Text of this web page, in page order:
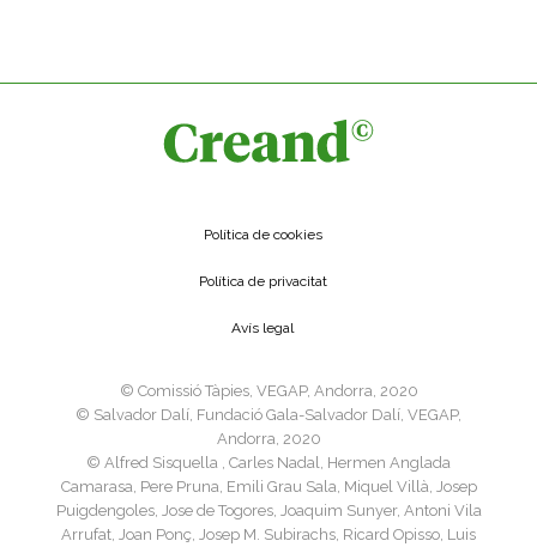
Política de cookies
Política de privacitat
Avís legal
©️ Comissió Tàpies, VEGAP, Andorra, 2020
©️ Salvador Dalí, Fundació Gala-Salvador Dalí, VEGAP,
Andorra, 2020
©️ Alfred Sisquella , Carles Nadal, Hermen Anglada
Camarasa, Pere Pruna, Emili Grau Sala, Miquel Villà, Josep
Puigdengoles, Jose de Togores, Joaquim Sunyer, Antoni Vila
Arrufat, Joan Ponç, Josep M. Subirachs, Ricard Opisso, Luis